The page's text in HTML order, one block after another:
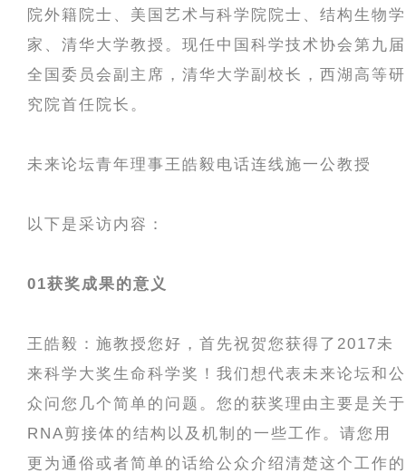
院外籍院士、美国艺术与科学院院士、结构生物学
家、清华大学教授。现任中国科学技术协会第九届
全国委员会副主席，清华大学副校长，西湖高等研
究院首任院长。
未来论坛青年理事王皓毅电话连线施一公教授
以下是采访内容：
01获奖成果的意义
王皓毅：施教授您好，首先祝贺您获得了2017未
来科学大奖生命科学奖！我们想代表未来论坛和公
众问您几个简单的问题。您的获奖理由主要是关于
RNA剪接体的结构以及机制的一些工作。请您用
更为通俗或者简单的话给公众介绍清楚这个工作的